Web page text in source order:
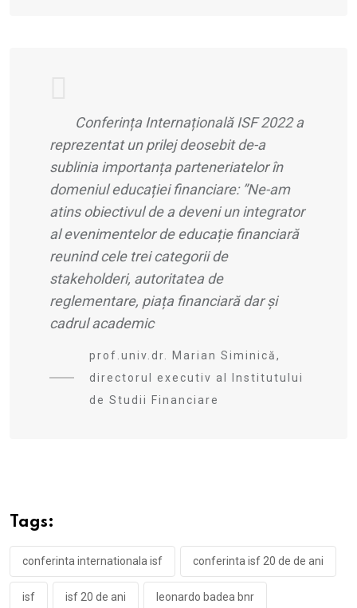
Conferința Internațională ISF 2022 a
reprezentat un prilej deosebit de-a
sublinia importanța parteneriatelor în
domeniul educației financiare: ”Ne-am
atins obiectivul de a deveni un integrator
al evenimentelor de educație financiară
reunind cele trei categorii de
stakeholderi, autoritatea de
reglementare, piața financiară dar și
cadrul academic
prof.univ.dr. Marian Siminică,
directorul executiv al Institutului
de Studii Financiare
Tags:
conferinta internationala isf conferinta isf 20 de de ani
isf isf 20 de ani leonardo badea bnr